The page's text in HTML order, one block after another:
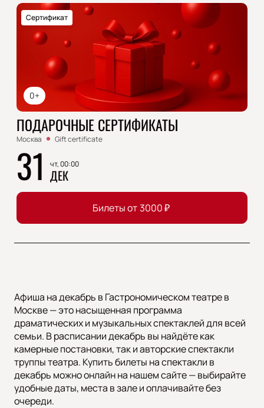
0+
Сертификат
ПОДАРОЧНЫЕ СЕРТИФИКАТЫ
Москва Gift certificate
31 чт, 00:00
ДЕК
Билеты от 3000₽
Афиша на декабрь в Гастрономическом театре в
Москве — это насыщенная программа
драматических и музыкальных спектаклей для всей
семьи. В расписании декабрь вы найдёте как
камерные постановки, так и авторские спектакли
труппы театра. Купить билеты на спектакли в
декабрь можно онлайн на нашем сайте — выбирайте
удобные даты, места в зале и оплачивайте без
очереди.